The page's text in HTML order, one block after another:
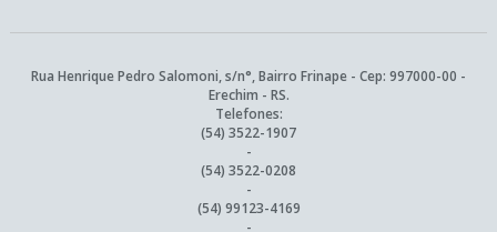
Rua Henrique Pedro Salomoni, s/n°, Bairro Frinape - Cep: 997000-00 -
Erechim - RS.
Telefones:
(54) 3522-1907
-
(54) 3522-0208
-
(54) 99123-4169
-